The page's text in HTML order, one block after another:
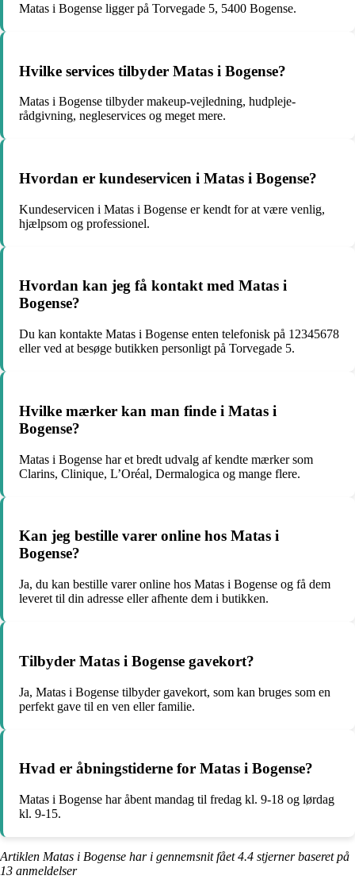
Matas i Bogense ligger på Torvegade 5, 5400 Bogense.
Hvilke services tilbyder Matas i Bogense?
Matas i Bogense tilbyder makeup-vejledning, hudpleje-
rådgivning, negleservices og meget mere.
Hvordan er kundeservicen i Matas i Bogense?
Kundeservicen i Matas i Bogense er kendt for at være venlig,
hjælpsom og professionel.
Hvordan kan jeg få kontakt med Matas i
Bogense?
Du kan kontakte Matas i Bogense enten telefonisk på 12345678
eller ved at besøge butikken personligt på Torvegade 5.
Hvilke mærker kan man finde i Matas i
Bogense?
Matas i Bogense har et bredt udvalg af kendte mærker som
Clarins, Clinique, L’Oréal, Dermalogica og mange flere.
Kan jeg bestille varer online hos Matas i
Bogense?
Ja, du kan bestille varer online hos Matas i Bogense og få dem
leveret til din adresse eller afhente dem i butikken.
Tilbyder Matas i Bogense gavekort?
Ja, Matas i Bogense tilbyder gavekort, som kan bruges som en
perfekt gave til en ven eller familie.
Hvad er åbningstiderne for Matas i Bogense?
Matas i Bogense har åbent mandag til fredag kl. 9-18 og lørdag
kl. 9-15.
Artiklen Matas i Bogense har i gennemsnit fået4.4 stjerner baseret på
13 anmeldelser